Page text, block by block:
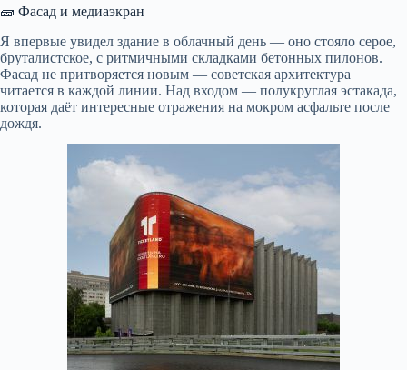
🧱 Фасад и медиаэкран
Я впервые увидел здание в облачный день — оно стояло серое,
бруталистское, с ритмичными складками бетонных пилонов.
Фасад не притворяется новым — советская архитектура
читается в каждой линии. Над входом — полукруглая эстакада,
которая даёт интересные отражения на мокром асфальте после
дождя.